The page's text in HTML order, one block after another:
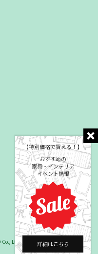
【特別価格で買える！】
おすすめの
家具・インテリア
イベント情報
詳細はこちら
Co., Ltd.